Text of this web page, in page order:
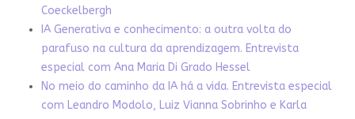
Coeckelbergh
IA Generativa e conhecimento: a outra volta do
parafuso na cultura da aprendizagem. Entrevista
especial com Ana Maria Di Grado Hessel
No meio do caminho da IA há a vida. Entrevista especial
com Leandro Modolo, Luiz Vianna Sobrinho e Karla